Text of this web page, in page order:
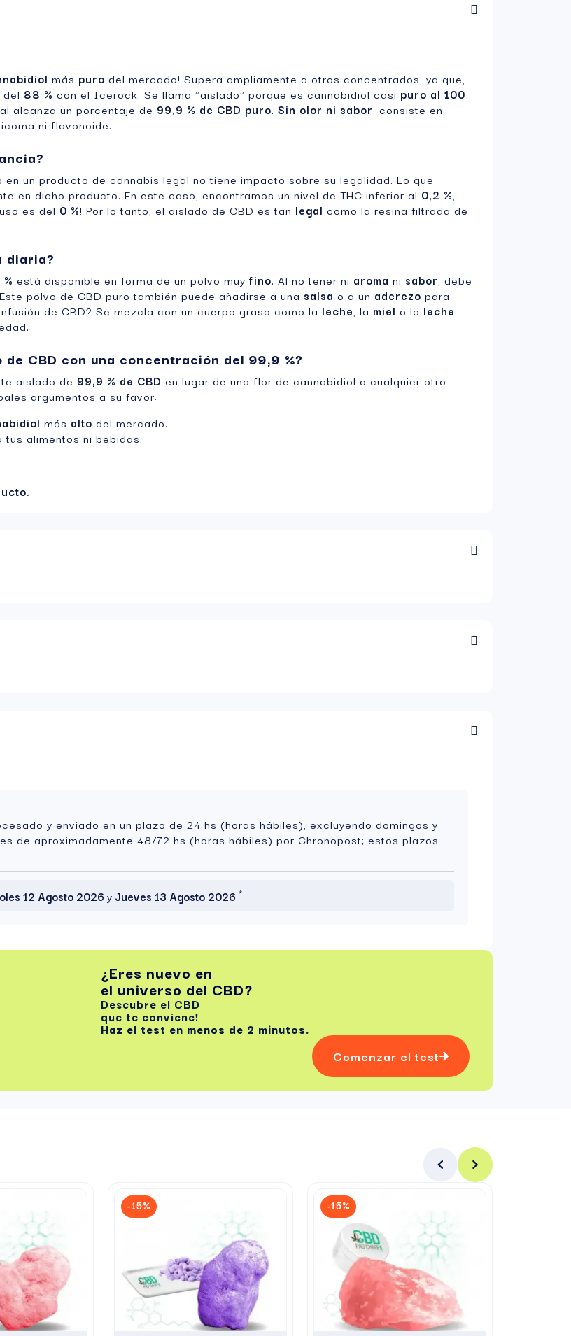
más puro del mercado! Supera ampliamente a otros concentrados, ya que,
88 % con el Icerock. Se llama "aislado" porque es cannabidiol casi puro al 100
alcanza un porcentaje de 99,9 % de CBD puro. Sin olor ni sabor, consiste en
ni flavonoide.
en un producto de cannabis legal no tiene impacto sobre su legalidad. Lo que
en dicho producto. En este caso, encontramos un nivel de THC inferior al 0,2 %,
es del 0 %! Por lo tanto, el aislado de CBD es tan legal como la resina filtrada de
diaria?
está disponible en forma de un polvo muy fino. Al no tener ni aroma ni sabor, debe
polvo de CBD puro también puede añadirse a una salsa o a un aderezo para
de CBD? Se mezcla con un cuerpo graso como la leche, la miel o la leche
CBD con una concentración del 99,9 %?
aislado de 99,9 % de CBD en lugar de una flor de cannabidiol o cualquier otro
argumentos a su favor:
más alto del mercado.
tus alimentos ni bebidas.
y enviado en un plazo de 24 hs (horas hábiles), excluyendo domingos y
de aproximadamente 48/72 hs (horas hábiles) por Chronopost; estos plazos
12 Agosto 2026 y Jueves 13 Agosto 2026 *
¿Eres nuevo en
el universo del CBD?
Descubre el CBD
que te conviene!
Haz el test en menos de 2 minutos.
Comenzar el test
-15% -15%